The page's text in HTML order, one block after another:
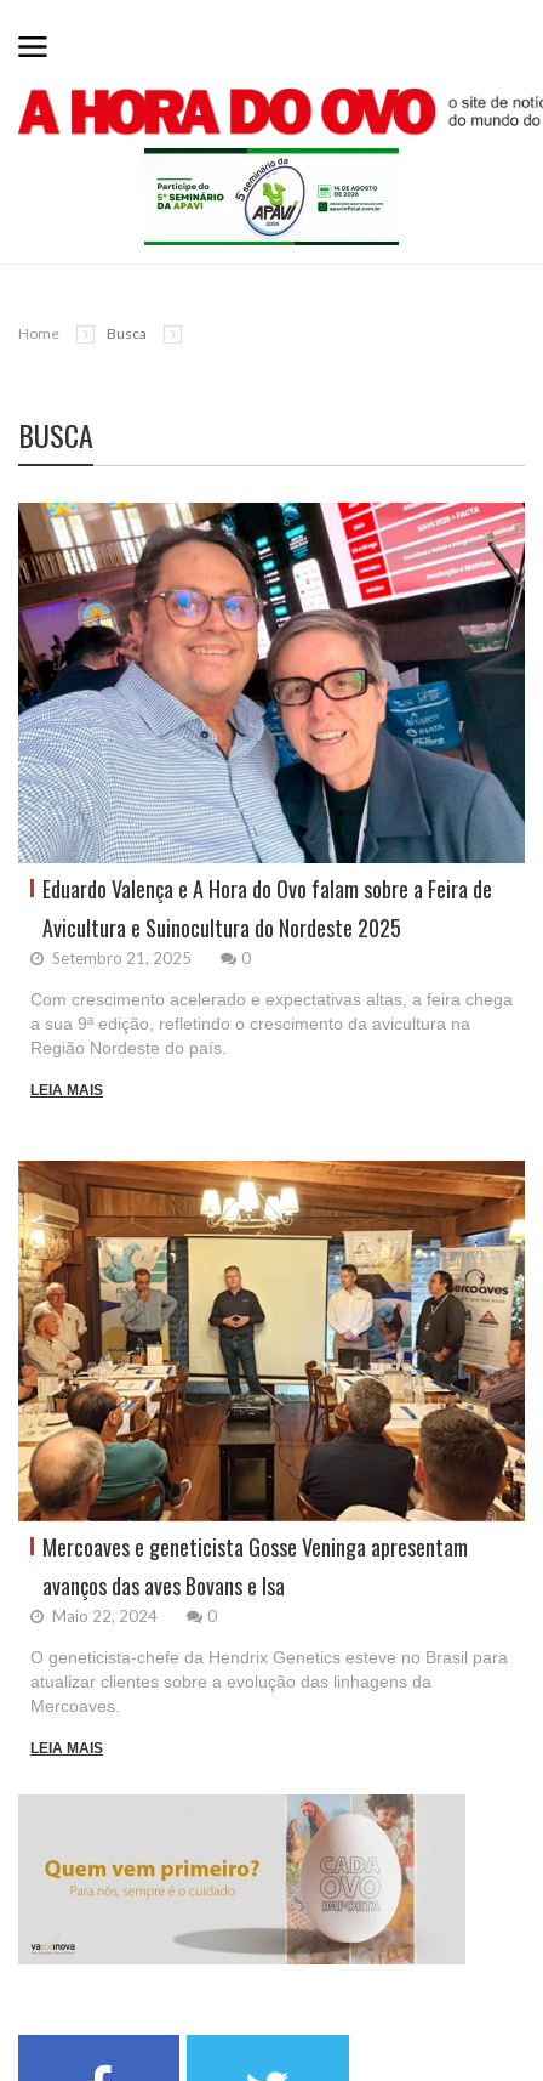
Home Busca
BUSCA
Eduardo Valença e A Hora do Ovo falam sobre a Feira de
Avicultura e Suinocultura do Nordeste 2025
Setembro 21, 2025 0
Com crescimento acelerado e expectativas altas, a feira chega
a sua 9ª edição, refletindo o crescimento da avicultura na
Região Nordeste do país.
LEIA MAIS
Mercoaves e geneticista Gosse Veninga apresentam
avanços das aves Bovans e Isa
Maio 22, 2024 0
O geneticista-chefe da Hendrix Genetics esteve no Brasil para
atualizar clientes sobre a evolução das linhagens da
Mercoaves.
LEIA MAIS